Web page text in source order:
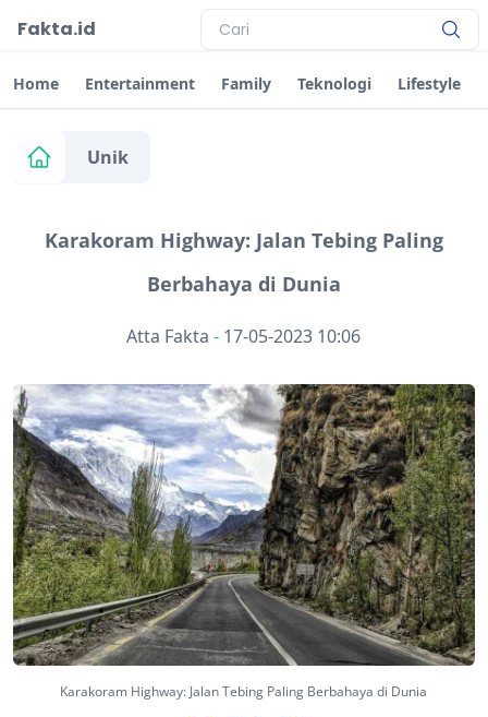
Fakta.id
Home Entertainment Family Teknologi Lifestyle
Unik
Karakoram Highway: Jalan Tebing Paling
Berbahaya di Dunia
Atta Fakta - 17-05-2023 10:06
Karakoram Highway: Jalan Tebing Paling Berbahaya di Dunia